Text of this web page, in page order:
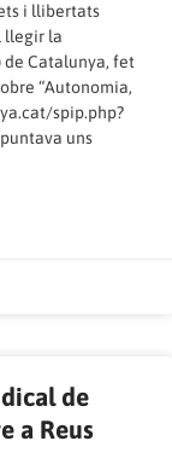
i llibertats
llegir la
de Catalunya, fet
“Autonomia,
spip.php?
uns
de
a Reus